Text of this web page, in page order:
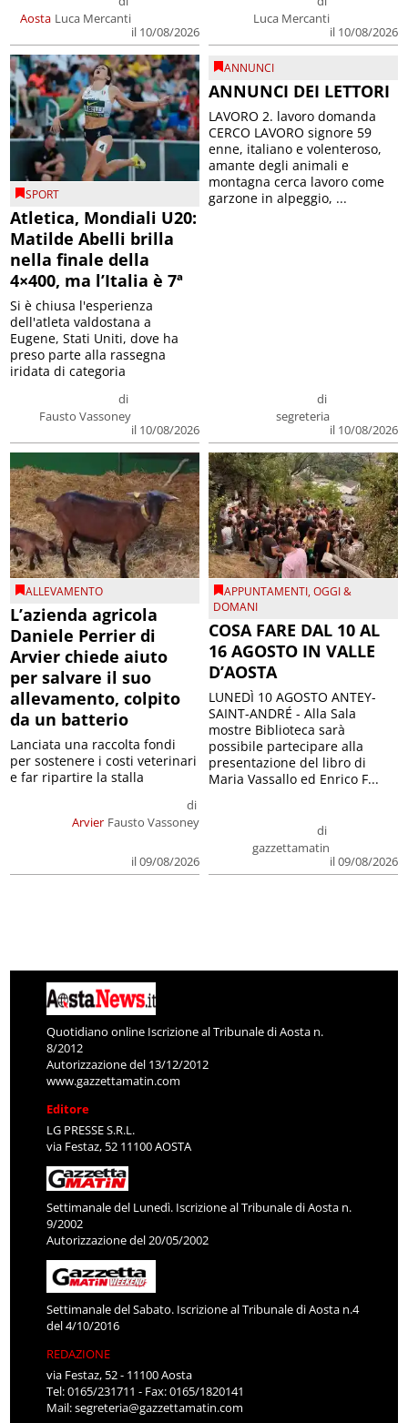
Aosta Luca Mercanti
il 10/08/2026
Luca Mercanti
il 10/08/2026
SPORT
Atletica, Mondiali U20:
Matilde Abelli brilla
nella finale della
4×400, ma l’Italia è 7ª
di
Fausto Vassoney
il 10/08/2026
Si è chiusa l'esperienza
dell'atleta valdostana a
Eugene, Stati Uniti, dove ha
preso parte alla rassegna
iridata di categoria
ANNUNCI
ANNUNCI DEI LETTORI
di
segreteria
il 10/08/2026
LAVORO 2. lavoro domanda
CERCO LAVORO signore 59
enne, italiano e volenteroso,
amante degli animali e
montagna cerca lavoro come
garzone in alpeggio, ...
ALLEVAMENTO
L’azienda agricola
Daniele Perrier di
Arvier chiede aiuto
per salvare il suo
allevamento, colpito
da un batterio
Arvier
di
Fausto Vassoney
il 09/08/2026
Lanciata una raccolta fondi
per sostenere i costi veterinari
e far ripartire la stalla
APPUNTAMENTI,OGGI &
DOMANI
COSA FARE DAL 10 AL
16 AGOSTO IN VALLE
D’AOSTA
di
gazzettamatin
il 09/08/2026
LUNEDÌ 10 AGOSTO ANTEY-
SAINT-ANDRÉ - Alla Sala
mostre Biblioteca sarà
possibile partecipare alla
presentazione del libro di
Maria Vassallo ed Enrico F...
Quotidiano online Iscrizione al Tribunale di Aosta n.
8/2012
Autorizzazione del 13/12/2012
www.gazzettamatin.com
Editore
LG PRESSE S.R.L.
via Festaz, 52 11100 AOSTA
Settimanale del Lunedì. Iscrizione al Tribunale di Aosta n.
9/2002
Autorizzazione del 20/05/2002
Settimanale del Sabato. Iscrizione al Tribunale di Aosta n.4
del 4/10/2016
REDAZIONE
via Festaz, 52 - 11100 Aosta
Tel: 0165/231711 - Fax: 0165/1820141
Mail:segreteria@gazzettamatin.com